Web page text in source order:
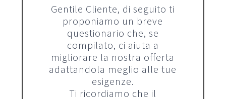
Gentile Cliente, di seguito ti
proponiamo un breve
questionario che, se
compilato, ci aiuta a
migliorare la nostra offerta
adattandola meglio alle tue
esigenze.
Ti ricordiamo che il